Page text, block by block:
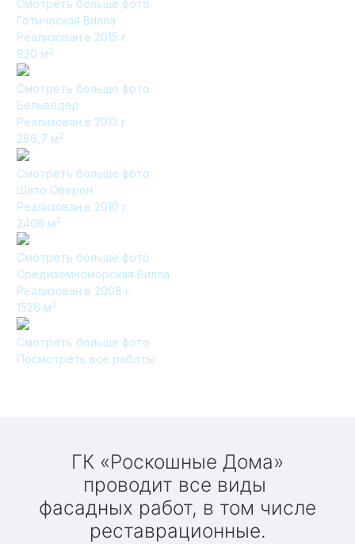
Элитные «Здоровые дома»
Дома Бизнес-класса
Управление проектом реализации дома
Функция Генпроектировщик
Функция Генподрядчик
Дизайн интерьеров. Отделка
Облицовка фасада
Реконструкция
Пожизненное обслуживание
Смотреть больше фото
Готическая Вилла
Реализован в 2015 г
830 м2
Смотреть больше фото
Бельведер
Реализован в 2013 г
286,7 м2
Смотреть больше фото
Шато Оверон
Реализован в 2010 г.
2406 м2
Смотреть больше фото
Средиземноморская Вилла
Реализован в 2008 г
1526 м2
Смотреть больше фото
Посмотреть все работы
ГК «Роскошные Дома»
проводит все виды
фасадных работ, в том числе
реставрационные.